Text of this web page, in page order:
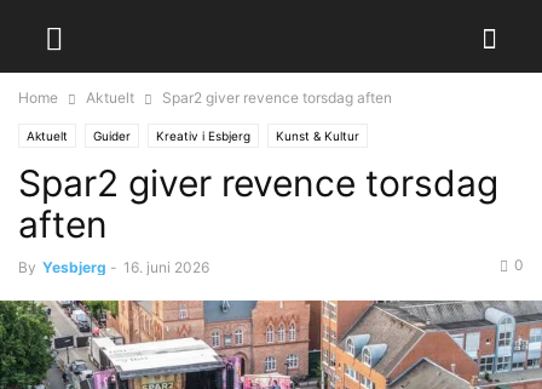
Home Aktuelt Spar2 giver revence torsdag aften
Aktuelt Guider Kreativ i Esbjerg Kunst & Kultur
Spar2 giver revence torsdag
aften
By Yesbjerg - 16. juni 2026 0